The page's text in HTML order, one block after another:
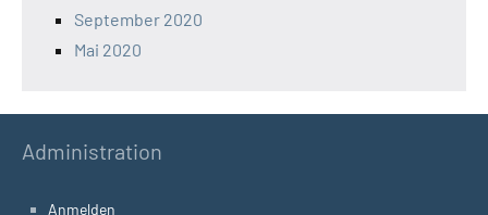
September 2020
Mai 2020
Administration
Anmelden